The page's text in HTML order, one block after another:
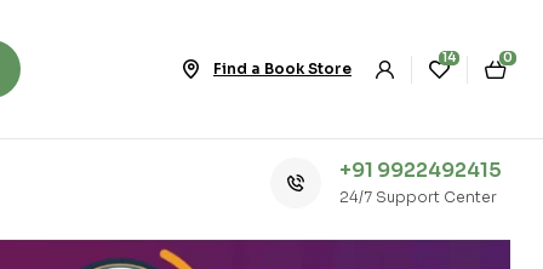
Find a Book Store
14 0
+91 9922492415
24/7 Support Center